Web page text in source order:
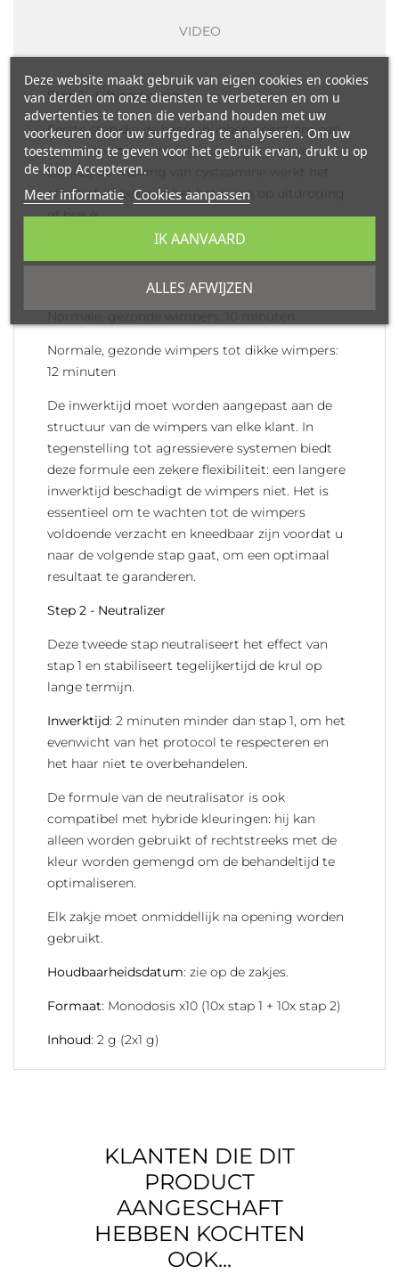
VIDEO
Step 1 - Lifting Lotion
Eerste stap die de haarschubben opent om een
zachte herstructurering mogelijk te maken.
Dankzij de werking van cysteamine werkt het
effectief en beperkt het het risico op uitdroging
of breuk.
Zeer fijne tot fijne wimpers: 7 minuten
Normale, gezonde wimpers: 10 minuten
Normale, gezonde wimpers tot dikke wimpers:
12 minuten
De inwerktijd moet worden aangepast aan de
structuur van de wimpers van elke klant. In
tegenstelling tot agressievere systemen biedt
deze formule een zekere flexibiliteit: een langere
inwerktijd beschadigt de wimpers niet. Het is
essentieel om te wachten tot de wimpers
voldoende verzacht en kneedbaar zijn voordat u
naar de volgende stap gaat, om een optimaal
resultaat te garanderen.
Step 2 - Neutralizer
Deze tweede stap neutraliseert het effect van
stap 1 en stabiliseert tegelijkertijd de krul op
lange termijn.
Inwerktijd: 2 minuten minder dan stap 1, om het
evenwicht van het protocol te respecteren en
het haar niet te overbehandelen.
De formule van de neutralisator is ook
compatibel met hybride kleuringen: hij kan
alleen worden gebruikt of rechtstreeks met de
kleur worden gemengd om de behandeltijd te
optimaliseren.
Elk zakje moet onmiddellijk na opening worden
gebruikt.
Houdbaarheidsdatum: zie op de zakjes.
Formaat: Monodosis x10 (10x stap 1 + 10x stap 2)
Inhoud: 2 g (2x1 g)
KLANTEN DIE DIT
PRODUCT
AANGESCHAFT
HEBBEN KOCHTEN
OOK...
Deze website maakt gebruik van eigen cookies en cookies
van derden om onze diensten te verbeteren en om u
advertenties te tonen die verband houden met uw
voorkeuren door uw surfgedrag te analyseren. Om uw
toestemming te geven voor het gebruik ervan, drukt u op
de knop Accepteren.
Meer informatie Cookies aanpassen
ALLES AFWIJZEN
IK AANVAARD